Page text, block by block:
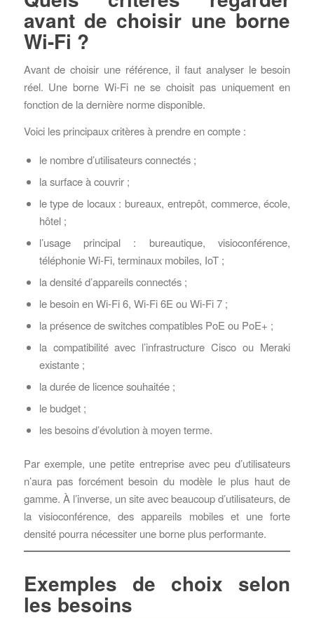
avant de choisir une borne
Wi-Fi ?
Avant de choisir une référence, il faut analyser le besoin
réel. Une borne Wi-Fi ne se choisit pas uniquement en
fonction de la dernière norme disponible.
Voici les principaux critères à prendre en compte :
le nombre d’utilisateurs connectés ;
la surface à couvrir ;
le type de locaux : bureaux, entrepôt, commerce, école,
hôtel ;
l’usage principal : bureautique, visioconférence,
téléphonie Wi-Fi, terminaux mobiles, IoT ;
la densité d’appareils connectés ;
le besoin en Wi-Fi 6, Wi-Fi 6E ou Wi-Fi 7 ;
la présence de switches compatibles PoE ou PoE+ ;
la compatibilité avec l’infrastructure Cisco ou Meraki
existante ;
la durée de licence souhaitée ;
le budget ;
les besoins d’évolution à moyen terme.
Par exemple, une petite entreprise avec peu d’utilisateurs
n’aura pas forcément besoin du modèle le plus haut de
gamme. À l’inverse, un site avec beaucoup d’utilisateurs, de
la visioconférence, des appareils mobiles et une forte
densité pourra nécessiter une borne plus performante.
Exemples de choix selon
les besoins